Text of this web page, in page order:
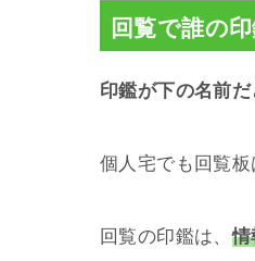
回覧で誰の
印鑑が下の名前
個人宅でも回覧
回覧の印鑑は、情